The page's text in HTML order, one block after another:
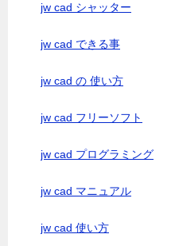
jw cad シャッター
jw cad できる事
jw cad の 使い方
jw cad フリーソフト
jw cad プログラミング
jw cad マニュアル
jw cad 使い方